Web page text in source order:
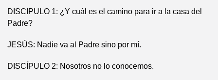
DISCIPULO 1: ¿Y cuál es el camino para ir a la casa del
Padre?
JESÚS: Nadie va al Padre sino por mí.
DISCÍPULO 2: Nosotros no lo conocemos.